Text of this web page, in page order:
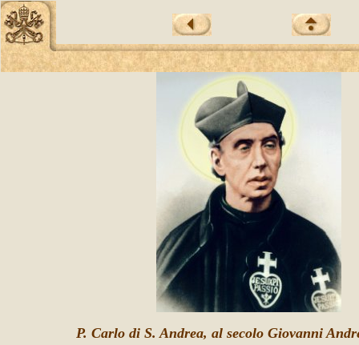
P. Carlo di S. Andrea, al secolo Giovanni